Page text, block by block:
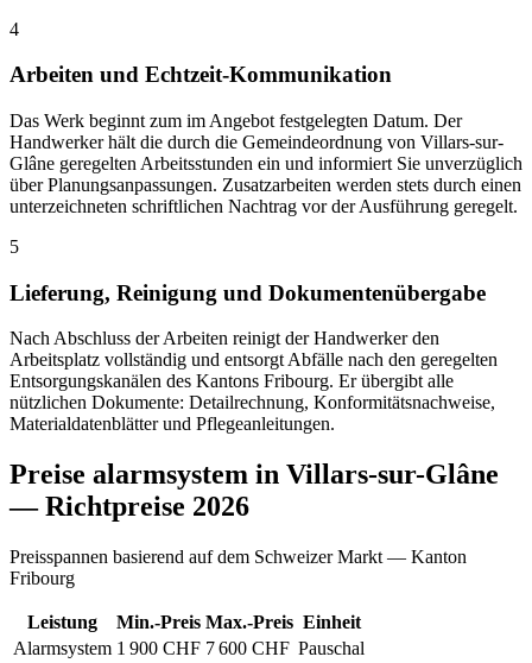
4
Arbeiten und Echtzeit-Kommunikation
Das Werk beginnt zum im Angebot festgelegten Datum. Der
Handwerker hält die durch die Gemeindeordnung von Villars-sur-
Glâne geregelten Arbeitsstunden ein und informiert Sie unverzüglich
über Planungsanpassungen. Zusatzarbeiten werden stets durch einen
unterzeichneten schriftlichen Nachtrag vor der Ausführung geregelt.
5
Lieferung, Reinigung und Dokumentenübergabe
Nach Abschluss der Arbeiten reinigt der Handwerker den
Arbeitsplatz vollständig und entsorgt Abfälle nach den geregelten
Entsorgungskanälen des Kantons Fribourg. Er übergibt alle
nützlichen Dokumente: Detailrechnung, Konformitätsnachweise,
Materialdatenblätter und Pflegeanleitungen.
Preise alarmsystem in Villars-sur-Glâne
— Richtpreise 2026
Preisspannen basierend auf dem Schweizer Markt — Kanton
Fribourg
Leistung Min.-Preis Max.-Preis Einheit
Alarmsystem 1 900 CHF 7 600 CHF Pauschal